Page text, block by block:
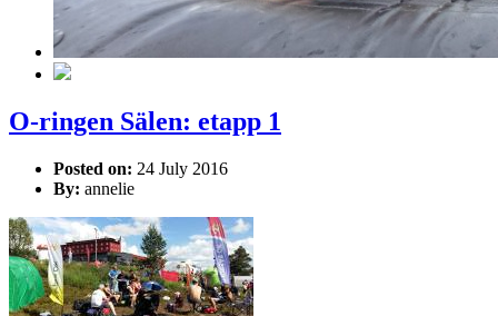
O-ringen Sälen: etapp 1
Posted on: 24 July 2016
By: annelie